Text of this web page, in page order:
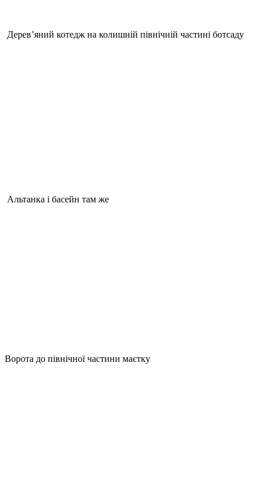
Дерев’яний котедж на колишній північній частині ботсаду
Альтанка і басейн там же
Ворота до північної частини маєтку